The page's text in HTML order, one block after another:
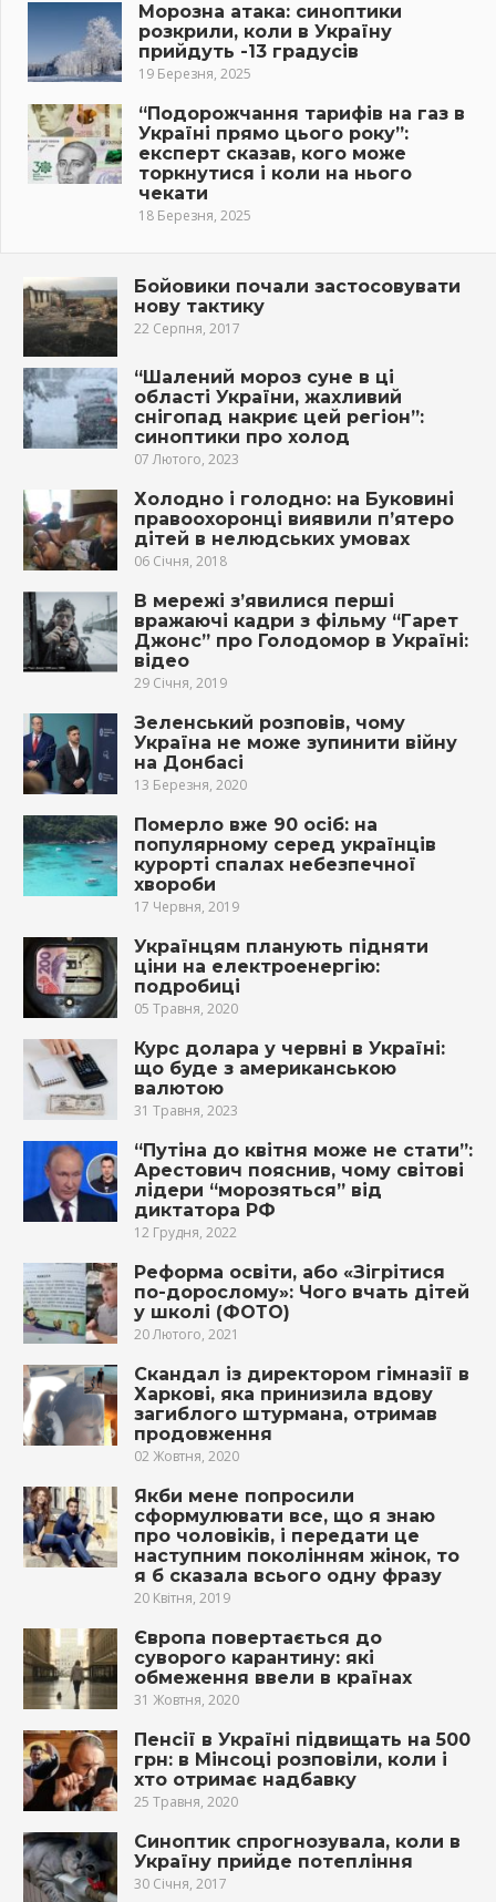
Морозна атака: синоптики
розкрили, коли в Україну
прийдуть -13 градусів
19 Березня, 2025
“Подорожчання тарифів на газ в
Україні прямо цього року”:
експерт сказав, кого може
торкнутися і коли на нього
чекати
18 Березня, 2025
Бойовики почали застосовувати
нову тактику
22 Серпня, 2017
“Шалений мороз суне в ці
області України, жахливий
снігопад накриє цей регіон”:
синоптики про холод
07 Лютого, 2023
Холодно і голодно: на Буковині
правоохоронці виявили п’ятеро
дітей в нелюдських умовах
06 Січня, 2018
В мережі з’явилися перші
вражаючі кадри з фільму “Гарет
Джонс” про Голодомор в Україні:
відео
29 Січня, 2019
Зеленський розповів, чому
Україна не може зупинити війну
на Донбасі
13 Березня, 2020
Померло вже 90 осіб: на
популярному серед українців
курорті спалах небезпечної
хвороби
17 Червня, 2019
Українцям планують підняти
ціни на електроенергію:
подробиці
05 Травня, 2020
Курс долара у червні в Україні:
що буде з американською
валютою
31 Травня, 2023
“Путіна до квітня може не стати”:
Арестович пояснив, чому світові
лідери “морозяться” від
диктатора РФ
12 Грудня, 2022
Реформа освіти, або «Зігрітися
по-дорослому»: Чого вчать дітей
у школі (ФОТО)
20 Лютого, 2021
Скандал із директором гімназії в
Харкові, яка принизила вдову
загиблого штурмана, отримав
продовження
02 Жовтня, 2020
Якби мене попросили
сформулювати все, що я знаю
про чоловіків, і передати це
наступним поколінням жінок, то
я б сказала всього одну фразу
20 Квітня, 2019
Європа повертається до
суворого карантину: які
обмеження ввели в країнах
31 Жовтня, 2020
Пенсії в Україні підвищать на 500
грн: в Мінсоці розповіли, коли і
хто отримає надбавку
25 Травня, 2020
Синоптик спрогнозувала, коли в
Україну прийде потепління
30 Січня, 2017